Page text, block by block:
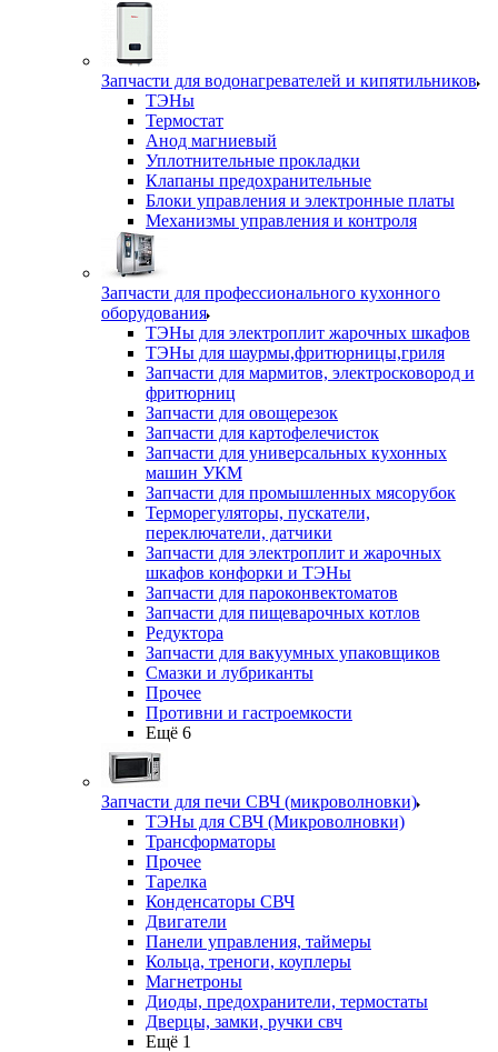
Запчасти для водонагревателей и кипятильников
ТЭНы
Термостат
Анод магниевый
Уплотнительные прокладки
Клапаны предохранительные
Блоки управления и электронные платы
Механизмы управления и контроля
Запчасти для профессионального кухонного
оборудования
ТЭНы для электроплит жарочных шкафов
ТЭНы для шаурмы,фритюрницы,гриля
Запчасти для мармитов, электросковород и
фритюрниц
Запчасти для овощерезок
Запчасти для картофелечисток
Запчасти для универсальных кухонных
машин УКМ
Запчасти для промышленных мясорубок
Терморегуляторы, пускатели,
переключатели, датчики
Запчасти для электроплит и жарочных
шкафов конфорки и ТЭНы
Запчасти для пароконвектоматов
Запчасти для пищеварочных котлов
Редуктора
Запчасти для вакуумных упаковщиков
Смазки и лубриканты
Прочее
Противни и гастроемкости
Ещё 6
Запчасти для печи СВЧ (микроволновки)
ТЭНы для СВЧ (Микроволновки)
Трансформаторы
Прочее
Тарелка
Конденсаторы СВЧ
Двигатели
Панели управления, таймеры
Кольца, треноги, коуплеры
Магнетроны
Диоды, предохранители, термостаты
Дверцы, замки, ручки свч
Ещё 1